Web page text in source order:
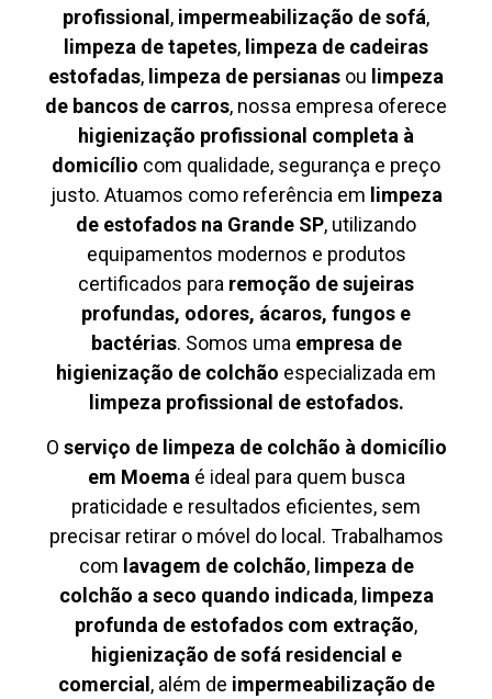
profissional , impermeabilização de sofá,
limpeza de tapetes, limpeza de cadeiras
estofadas, limpeza de persianas ou limpeza
de bancos de carros, nossa empresa oferece
higienização profissional completa à
domicílio com qualidade, segurança e preço
justo. Atuamos como referência em limpeza
de estofados na Grande SP, utilizando
equipamentos modernos e produtos
certificados para remoção de sujeiras
profundas, odores, ácaros, fungos e
bactérias. Somos uma empresa de
higienização de colchão especializada em
limpeza profissional de estofados.
O serviço de limpeza de colchão à domicílio
em Moemaé ideal para quem busca
praticidade e resultados eficientes, sem
precisar retirar o móvel do local. Trabalhamos
com lavagem de colchão, limpeza de
colchão a seco quando indicada, limpeza
profunda de estofados com extração,
higienização de sofá residencial e
comercial , além de impermeabilização de